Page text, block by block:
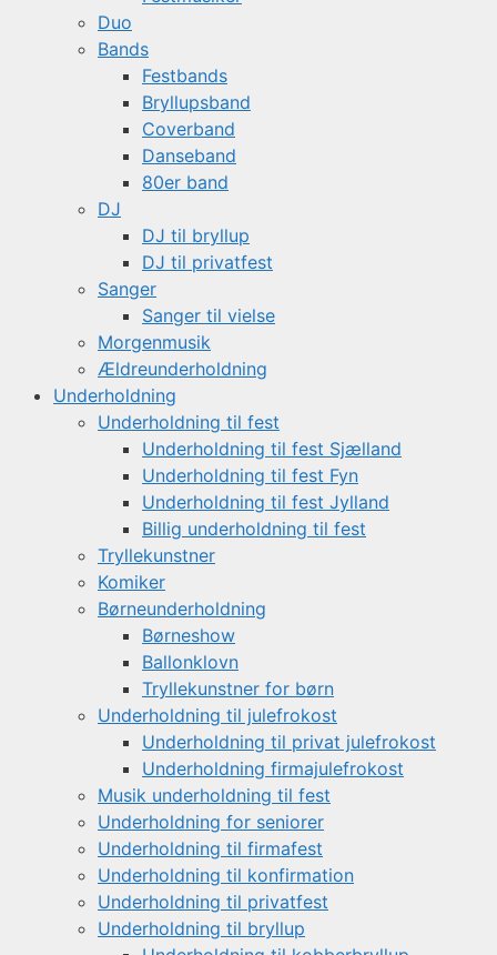
Duo
Bands
Festbands
Bryllupsband
Coverband
Danseband
80er band
DJ
DJ til bryllup
DJ til privatfest
Sanger
Sanger til vielse
Morgenmusik
Ældreunderholdning
Underholdning
Underholdning til fest
Underholdning til fest Sjælland
Underholdning til fest Fyn
Underholdning til fest Jylland
Billig underholdning til fest
Tryllekunstner
Komiker
Børneunderholdning
Børneshow
Ballonklovn
Tryllekunstner for børn
Underholdning til julefrokost
Underholdning til privat julefrokost
Underholdning firmajulefrokost
Musik underholdning til fest
Underholdning for seniorer
Underholdning til firmafest
Underholdning til konfirmation
Underholdning til privatfest
Underholdning til bryllup